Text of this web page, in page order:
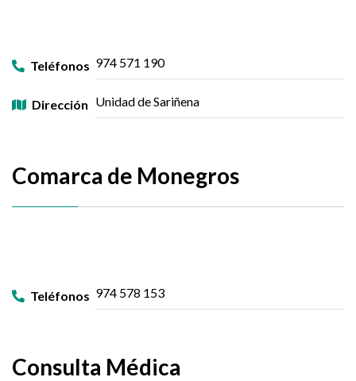
Teléfonos 974 571 190
Dirección Unidad de Sariñena
Comarca de Monegros
Teléfonos 974 578 153
Consulta Médica